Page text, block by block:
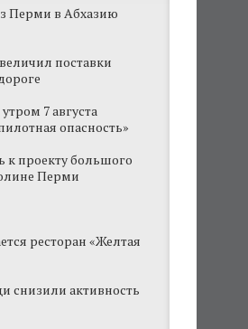
новые станции
и
в Абхазию упали
Перми
пройдет
объекты начали
для китайцев
Перми в Абхазию
поставки
7 августа
опасность»
к проекту большого
Перми
ресторан «Желтая
снизили активность